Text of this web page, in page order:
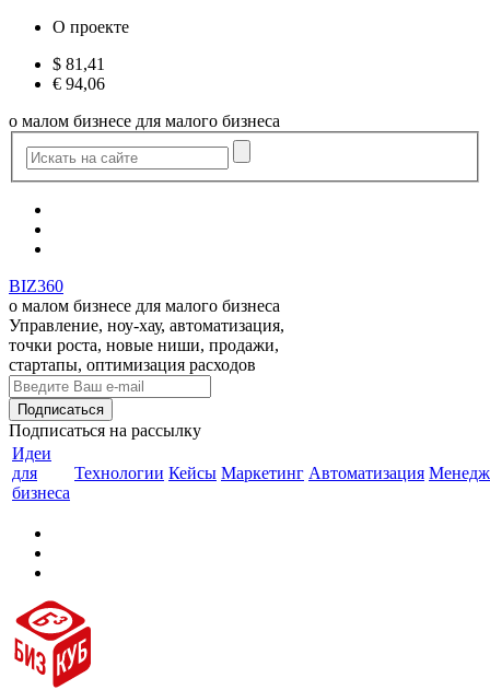
О проекте
$ 81,41
€ 94,06
о малом бизнесе для малого бизнеса
BIZ360
о малом бизнесе для малого бизнеса
Управление, ноу-хау, автоматизация,
точки роста, новые ниши, продажи,
стартапы, оптимизация расходов
Подписаться на рассылку
Идеи
для
бизнеса
Технологии Кейсы Маркетинг Автоматизация